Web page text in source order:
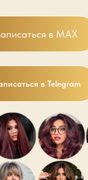
в MAX
в Telegram